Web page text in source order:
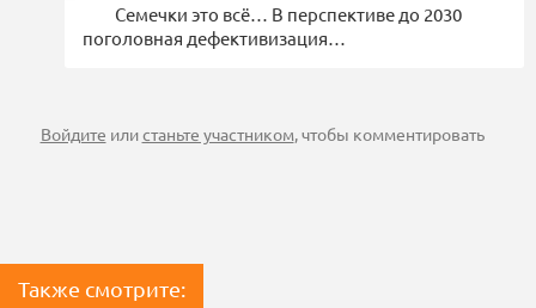
Семечки это всё… В перспективе до 2030
поголовная дефективизация…
Войдите илистаньте участником, чтобы комментировать
Также смотрите: